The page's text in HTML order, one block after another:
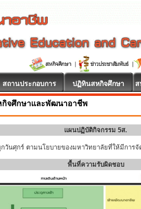
สถานประกอบการ ปฏิทินสหกิจศึกษา
กิจศึกษาและพัฒนาอาชีพ
แผนปฏิบัติกิจกรรม 5ส.
วันศุกร์ ตามนโยบายของมหาวิทยาลัยที่ให้มีการจั
พื้นที่ความรับผิดชอบ